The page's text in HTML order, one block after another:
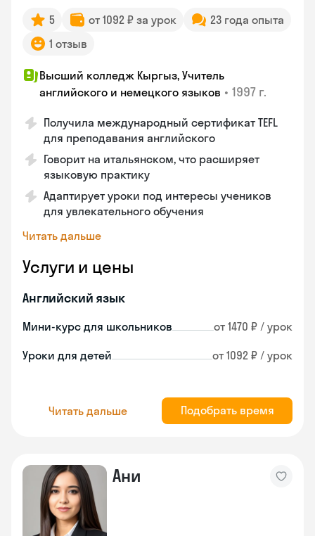
5 от 1092 ₽ за урок
23 года опыта
1 отзыв
Высший колледж Кыргыз, Учитель
английского и немецкого языков • 1997 г.
Получила международный сертификат TEFL
для преподавания английского
Говорит на итальянском, что расширяет
языковую практику
Адаптирует уроки под интересы учеников
для увлекательного обучения
Читать дальше
Услуги и цены
Английский язык
Мини-курс для школьников от 1470 ₽ / урок
Уроки для детей от 1092 ₽ / урок
Читать дальше Подобрать время
Ани